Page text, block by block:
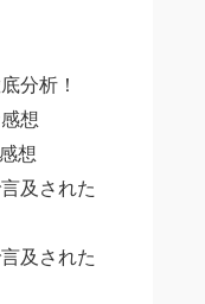
分析！
想
想
及された
及された